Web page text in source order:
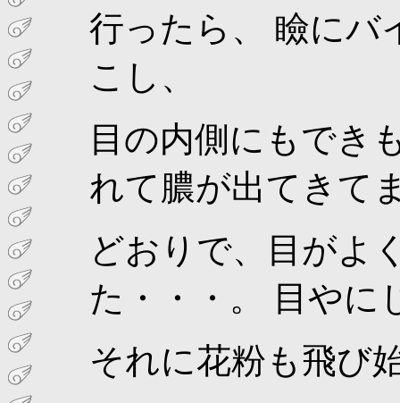
行ったら、 瞼にバ
こし、
目の内側にもでき
れて膿が出てきて
どおりで、目がよ
た・・・。 目やに
それに花粉も飛び